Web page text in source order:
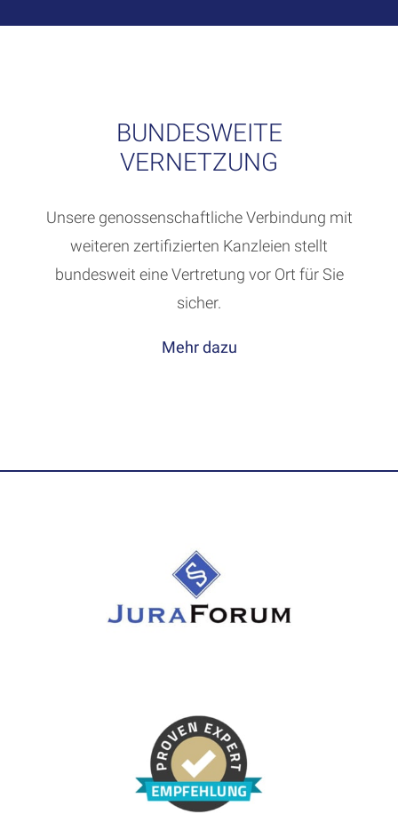
BUNDESWEITE
VERNETZUNG
Unsere genossenschaftliche Verbindung mit
weiteren zertifizierten Kanzleien stellt
bundesweit eine Vertretung vor Ort für Sie
sicher.
Mehr dazu